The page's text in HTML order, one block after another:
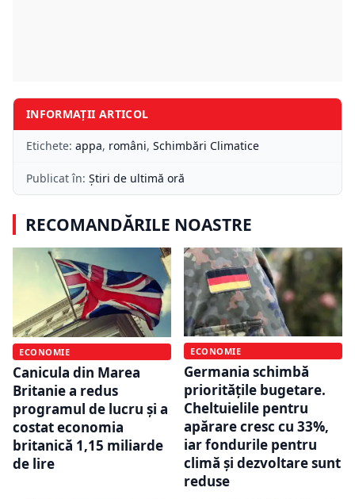
INFORMAȚII ARTICOL
Etichete: appa, români, Schimbări Climatice
Publicat în: Știri de ultimă oră
RECOMANDĂRILE NOASTRE
ECONOMIE
Canicula din Marea
Britanie a redus
programul de lucru și a
costat economia
britanică 1,15 miliarde
de lire
ECONOMIE
Germania schimbă
prioritățile bugetare.
Cheltuielile pentru
apărare cresc cu 33%,
iar fondurile pentru
climă și dezvoltare sunt
reduse